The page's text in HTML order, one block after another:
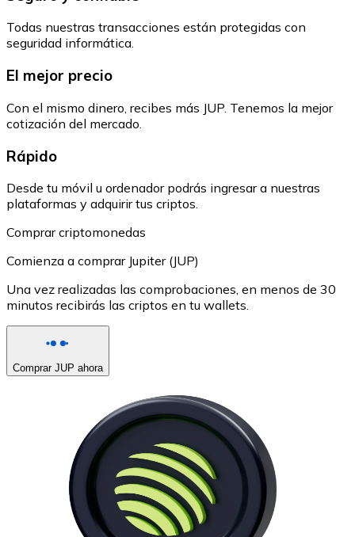
Todas nuestras transacciones están protegidas con
seguridad informática.
El mejor precio
Con el mismo dinero, recibes más JUP. Tenemos la mejor
cotización del mercado.
Rápido
Desde tu móvil u ordenador podrás ingresar a nuestras
plataformas y adquirir tus criptos.
Comprar criptomonedas
Comienza a comprar Jupiter (JUP)
Una vez realizadas las comprobaciones, en menos de 30
minutos recibirás las criptos en tu wallets.
Comprar JUP ahora